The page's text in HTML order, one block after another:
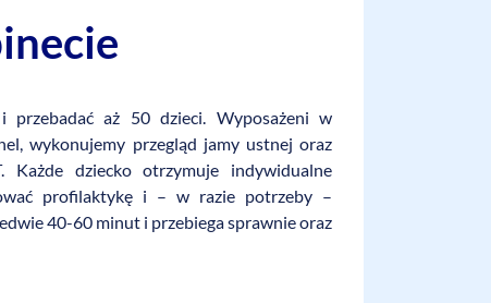
przebadać aż 50 dzieci. Wyposażeni w
wykonujemy przegląd jamy ustnej oraz
Każde dziecko otrzymuje indywidualne
profilaktykę i – w razie potrzeby –
40-60 minut i przebiega sprawnie oraz